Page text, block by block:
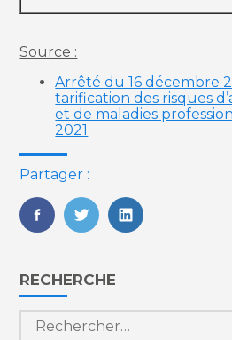
Source :
Arrêté du 16 décembre
tarification des risques
et de maladies
2021
Partager :
FaceBook
TwitterLinkedIn
Blog
sidebar
RECHERCHE
Rechercher :